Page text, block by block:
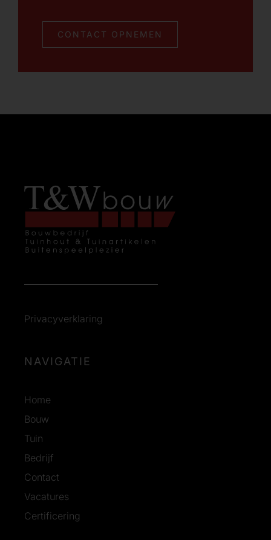
CONTACT OPNEMEN
Privacyverklaring
NAVIGATIE
Home
Bouw
Tuin
Bedrijf
Contact
Vacatures
Certificering